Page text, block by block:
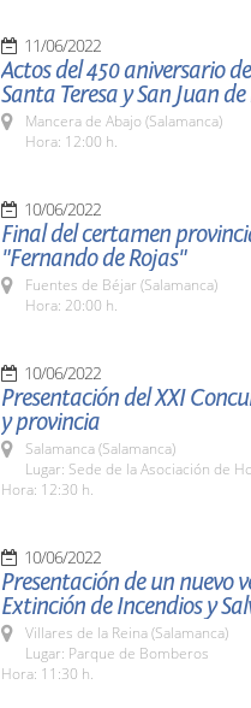
11/06/2022
Actos del 450 aniversario
Santa Teresa y San Juan
Mancera de Abajo (Salamanca)
Hora: 12:00 h.
10/06/2022
Final del certamen
"Fernando de Rojas"
Fuentes de Béjar (Salamanca)
Hora: 20:00 h.
10/06/2022
Presentación del XXI
y provincia
Salamanca (Salamanca)
Lugar: Sede de la Asociación de
Hora: 12:30 h.
10/06/2022
Presentación de un nuevo
Extinción de Incendios y
Villares de la Reina (Salamanca)
Lugar: Parque de Bomberos
Hora: 11:30 h.